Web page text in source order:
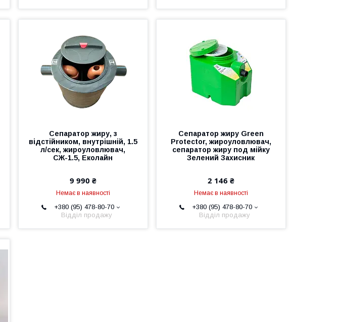
Сепаратор жиру, з
відстійником, внутрішній, 1.5
л/сек, жироуловлювач,
СЖ-1.5, Еколайн
9 990 ₴
Немає в наявності
+380 (95) 478-80-70
Відділ продажу
Сепаратор жиру Green
Protector, жироуловлювач,
сепаратор жиру под мійку
Зелений Захисник
2 146 ₴
Немає в наявності
+380 (95) 478-80-70
Відділ продажу